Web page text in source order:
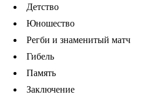
Детство
Юношество
Регби и знаменитый матч
Гибель
Память
Заключение